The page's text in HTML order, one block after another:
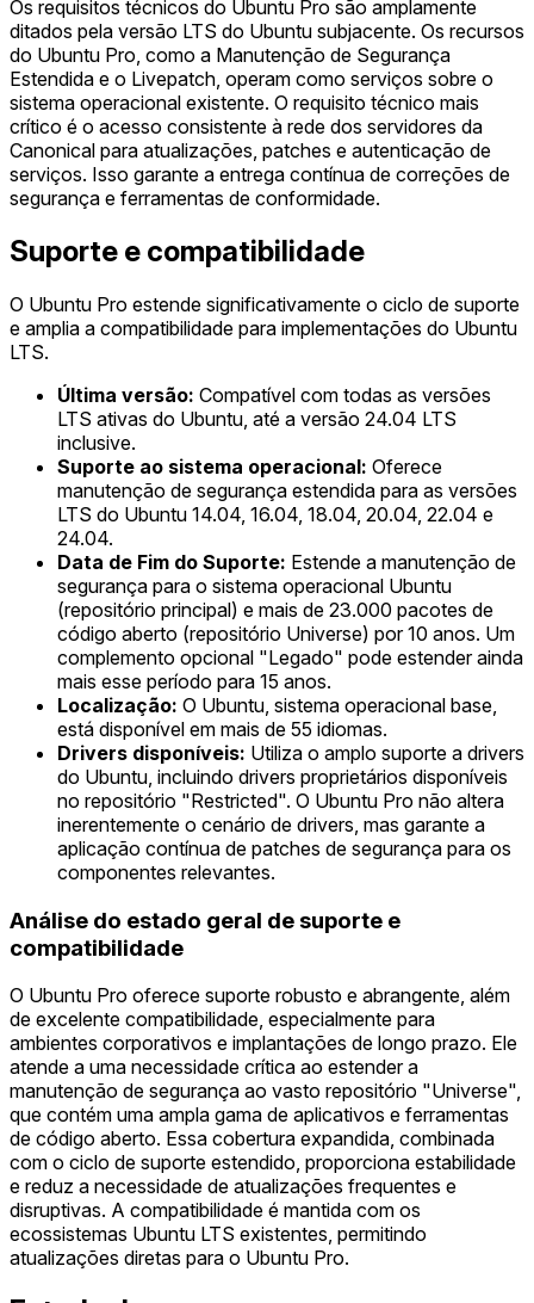
Os requisitos técnicos do Ubuntu Pro são amplamente
ditados pela versão LTS do Ubuntu subjacente. Os recursos
do Ubuntu Pro, como a Manutenção de Segurança
Estendida e o Livepatch, operam como serviços sobre o
sistema operacional existente. O requisito técnico mais
crítico é o acesso consistente à rede dos servidores da
Canonical para atualizações, patches e autenticação de
serviços. Isso garante a entrega contínua de correções de
segurança e ferramentas de conformidade.
Suporte e compatibilidade
O Ubuntu Pro estende significativamente o ciclo de suporte
e amplia a compatibilidade para implementações do Ubuntu
LTS.
Última versão: Compatível com todas as versões
LTS ativas do Ubuntu, até a versão 24.04 LTS
inclusive.
Suporte ao sistema operacional: Oferece
manutenção de segurança estendida para as versões
LTS do Ubuntu 14.04, 16.04, 18.04, 20.04, 22.04 e
24.04.
Data de Fim do Suporte: Estende a manutenção de
segurança para o sistema operacional Ubuntu
(repositório principal) e mais de 23.000 pacotes de
código aberto (repositório Universe) por 10 anos. Um
complemento opcional "Legado" pode estender ainda
mais esse período para 15 anos.
Localização: O Ubuntu, sistema operacional base,
está disponível em mais de 55 idiomas.
Drivers disponíveis: Utiliza o amplo suporte a drivers
do Ubuntu, incluindo drivers proprietários disponíveis
no repositório "Restricted". O Ubuntu Pro não altera
inerentemente o cenário de drivers, mas garante a
aplicação contínua de patches de segurança para os
componentes relevantes.
Análise do estado geral de suporte e
compatibilidade
O Ubuntu Pro oferece suporte robusto e abrangente, além
de excelente compatibilidade, especialmente para
ambientes corporativos e implantações de longo prazo. Ele
atende a uma necessidade crítica ao estender a
manutenção de segurança ao vasto repositório "Universe",
que contém uma ampla gama de aplicativos e ferramentas
de código aberto. Essa cobertura expandida, combinada
com o ciclo de suporte estendido, proporciona estabilidade
e reduz a necessidade de atualizações frequentes e
disruptivas. A compatibilidade é mantida com os
ecossistemas Ubuntu LTS existentes, permitindo
atualizações diretas para o Ubuntu Pro.